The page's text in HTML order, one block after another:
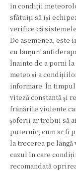
în condiții
sfătuiți să își
verifice că
De asemenea, este
cu lanțuri
Înainte de a porni
meteo și a
informare. În
viteză constantă și
frânările violente
șoferii ar trebui să
puternic, cum ar fi
la trecerea pe
cazul în care
recomandată